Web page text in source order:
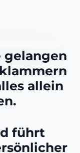
gelangen
allein
führt